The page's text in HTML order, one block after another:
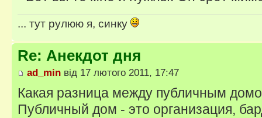
... тут рулюю я, синку
Re: Анекдот дня
ad_min від 17 лютого 2011, 17:47
Какая разница между публичным
Публичный дом - это организация,